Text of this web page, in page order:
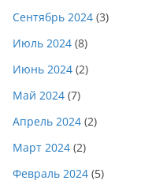
Сентябрь 2024 (3)
Июль 2024 (8)
Июнь 2024 (2)
Май 2024 (7)
Апрель 2024 (2)
Март 2024 (2)
Февраль 2024 (5)